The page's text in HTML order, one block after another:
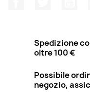
Spedizione
oltre 100 €
Possibile
negozio,